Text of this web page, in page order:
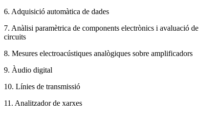
6. Adquisició automàtica de dades
7. Anàlisi paramètrica de components electrònics i avaluació de
circuits
8. Mesures electroacústiques analògiques sobre amplificadors
9. Àudio digital
10. Línies de transmissió
11. Analitzador de xarxes